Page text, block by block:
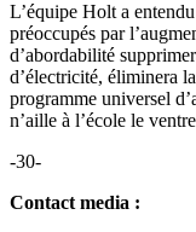
L’équipe Holt a
préoccupés par
d’abordabilité
d’électricité, éliminera
programme universel
n’aille à l’école le
-30-
Contact media :